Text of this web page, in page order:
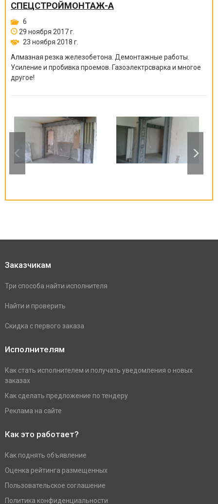
СПЕЦСТРОЙМОНТАЖ-А
6
29 ноября 2017 г.
23 ноября 2018 г.
Алмазная резка железобетона. Демонтажные работы.
Усиление и пробивка проемов. Газоэлектрсварка и многое
другое!
Заказчикам
Три способа найти исполнителя
Найти и проверить
Скидка с первого заказа
Исполнителям
Как стать исполнителем и получать уведомления о новых
заказах
Как сделать предложение по тендеру
Реклама на сайте
Как это работает?
Как поднять объявление
Оценка рейтинга размещенных
Пользовательское соглашение
Политика конфиденциальности